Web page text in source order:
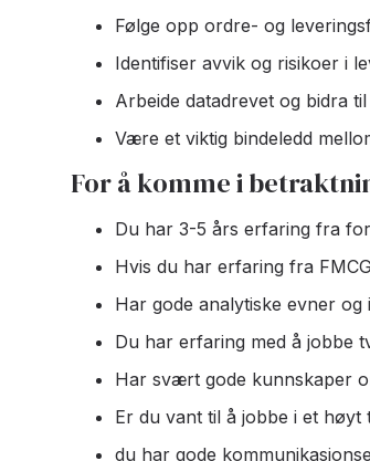
Følge opp ordre- og
Identifiser avvik og risikoer i
Arbeide datadrevet og bidra
Være et viktig bindeledd
For å komme i
Du har 3-5 års erfaring fra
Hvis du har erfaring fra
Har gode analytiske evner
Du har erfaring med å jobbe
Har svært gode kunnskaper
Er du vant til å jobbe i et høyt
du har gode